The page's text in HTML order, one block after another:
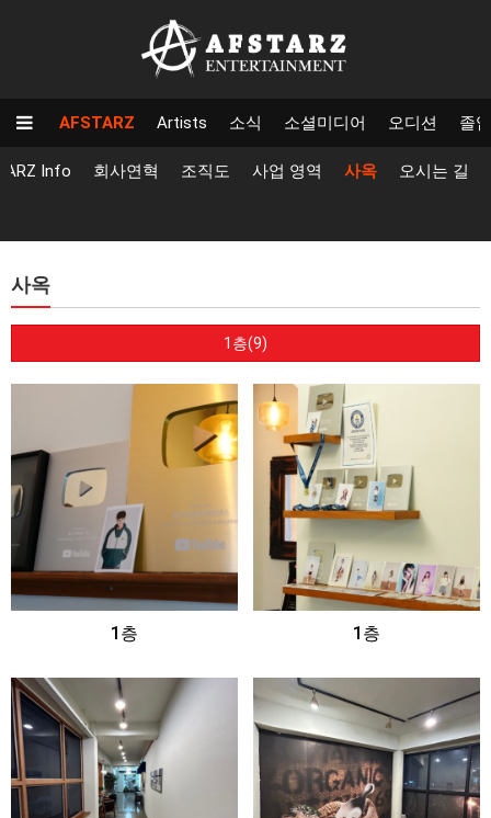
AFSTARZ Artists 소식 소셜미디어 오디션 졸
Info 회사연혁 조직도 사업 영역 사옥 오시는 길
사옥
1층(9)
1층 1층